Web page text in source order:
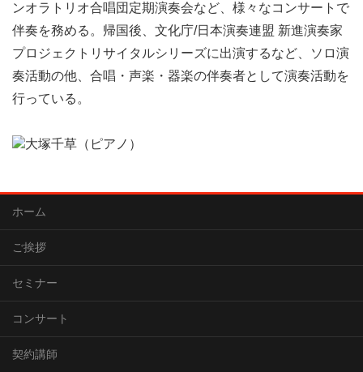
ンオラトリオ合唱団定期演奏会など、様々なコンサートで
伴奏を務める。帰国後、文化庁/日本演奏連盟 新進演奏家
プロジェクトリサイタルシリーズに出演するなど、ソロ演
奏活動の他、合唱・声楽・器楽の伴奏者として演奏活動を
行っている。
ホーム
ご挨拶
セミナー
コンサート
契約講師